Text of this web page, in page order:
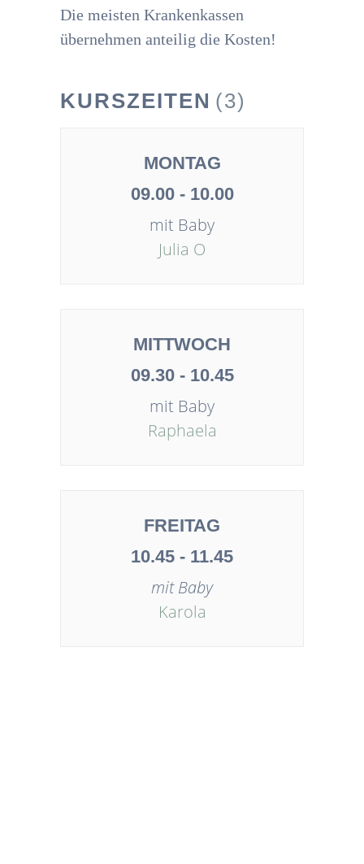
Die meisten Krankenkassen
übernehmen anteilig die Kosten!
KURSZEITEN (3)
MONTAG
09.00 - 10.00
mit Baby
Julia O
MITTWOCH
09.30 - 10.45
mit Baby
Raphaela
FREITAG
10.45 - 11.45
mit Baby
Karola